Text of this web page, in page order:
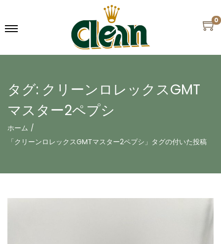
0
タグ: クリーンロレックスGMT
マスター2ペプシ
ホーム /
「クリーンロレックスGMTマスター2ペプシ」タグの付いた投稿